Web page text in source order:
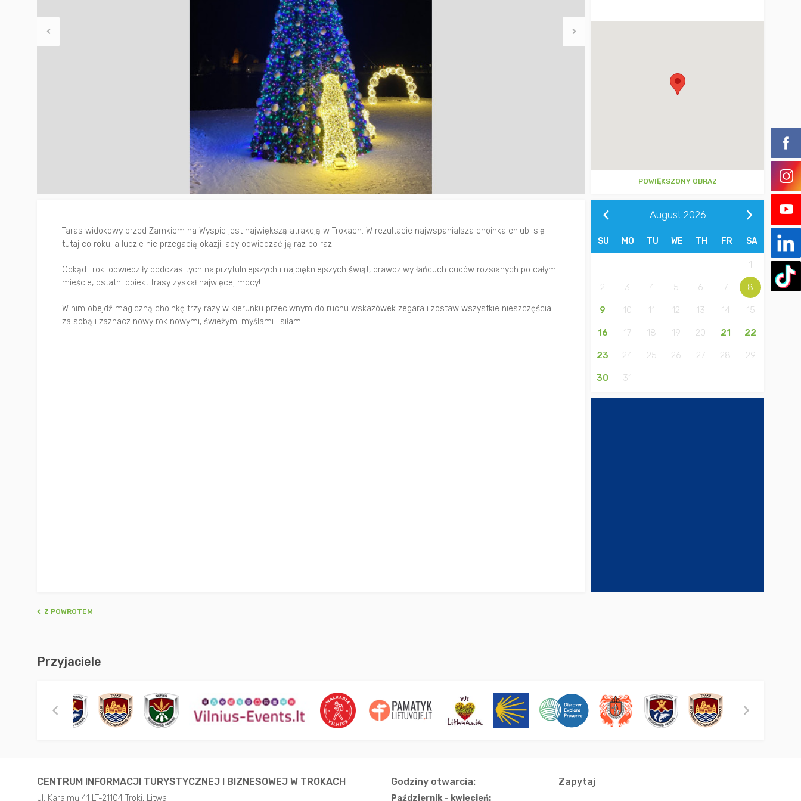
POWIĘKSZONY OBRAZ
Taras widokowy przed Zamkiem na Wyspie jest największą atrakcją w Trokach. W rezultacie najwspanialsza choinka chlubi się
tutaj co roku, a ludzie nie przegapią okazji, aby odwiedzać ją raz po raz.
Odkąd Troki odwiedziły podczas tych najprzytulniejszych i najpiękniejszych świąt, prawdziwy łańcuch cudów rozsianych po całym
mieście, ostatni obiekt trasy zyskał najwięcej mocy!
W nim obejdź magiczną choinkę trzy razy w kierunku przeciwnym do ruchu wskazówek zegara i zostaw wszystkie nieszczęścia
za sobą i zaznacz nowy rok nowymi, świeżymi myślami i siłami.
August 2026
SU MO TU WE TH FR SA
1
2 3 4 5 6 7 8
9 10 11 12 13 14 15
16 17 18 19 20 21 22
23 24 25 26 27 28 29
30 31
Z POWROTEM
Przyjaciele
CENTRUM INFORMACJI TURYSTYCZNEJ I BIZNESOWEJ W TROKACH
ul. Karaimų 41 LT-21104 Troki, Litwa
Godziny otwarcia:
Październik – kwiecień:
Zapytaj